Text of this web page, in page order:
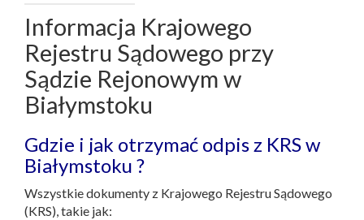
Informacja Krajowego
Rejestru Sądowego przy
Sądzie Rejonowym w
Białymstoku
Gdzie i jak otrzymać odpis z KRS w
Białymstoku ?
Wszystkie dokumenty z Krajowego Rejestru Sądowego
(KRS), takie jak: